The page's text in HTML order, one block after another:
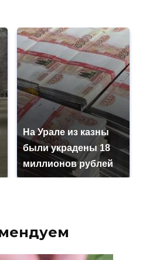
На Урале из казны
были украдены 18
миллионов рублей